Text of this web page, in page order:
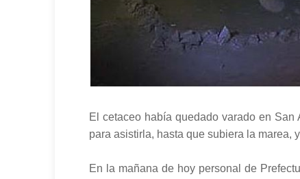
El cetaceo había quedado varado en
para asistirla, hasta que subiera la marea,
En la mañana de hoy personal de